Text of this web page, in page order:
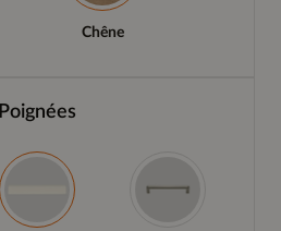
Chêne
Poignées